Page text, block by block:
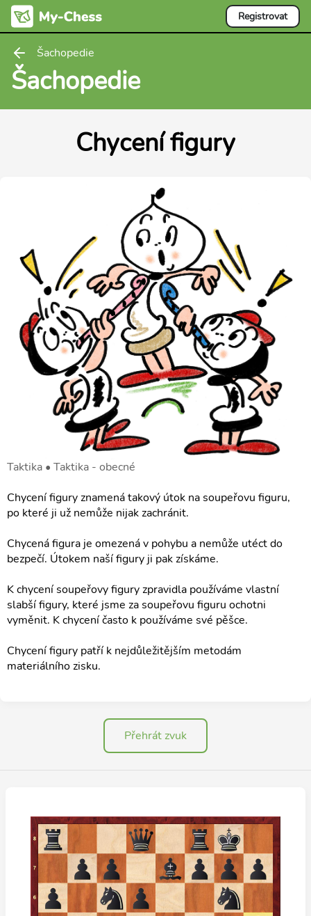
Registrovat
Šachopedie
Šachopedie
Chycení figury
Taktika • Taktika - obecné
Chycení figury znamená takový útok na soupeřovu figuru,
po které ji už nemůže nijak zachránit.
Chycená figura je omezená v pohybu a nemůže utéct do
bezpečí. Útokem naší figury ji pak získáme.
K chycení soupeřovy figury zpravidla používáme vlastní
slabší figury, které jsme za soupeřovu figuru ochotni
vyměnit. K chycení často k používáme své pěšce.
Chycení figury patří k nejdůležitějším metodám
materiálního zisku.
Přehrát zvuk